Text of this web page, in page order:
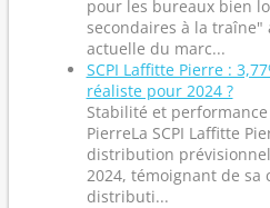
pour les bureaux bien
secondaires à la traîne"
actuelle du marc...
SCPI Laffitte Pierre :
réaliste pour 2024 ?
Stabilité et performance
PierreLa SCPI Laffitte
distribution
2024, témoignant de
distributi...